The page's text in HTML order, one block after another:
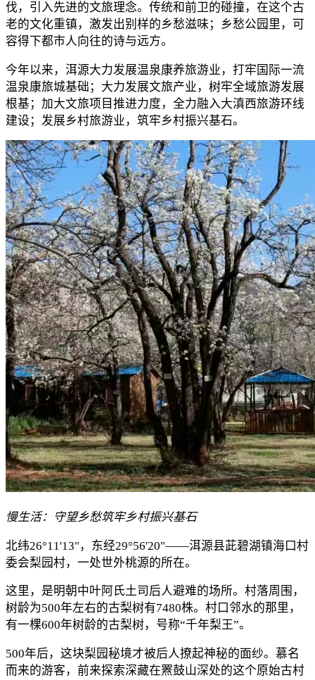
伐，引入先进的文旅理念。传统和前卫的碰撞，在这个古
老的文化重镇，激发出别样的乡愁滋味；乡愁公园里，可
容得下都市人向往的诗与远方。
今年以来，洱源大力发展温泉康养旅游业，打牢国际一流
温泉康旅城基础；大力发展文旅产业，树牢全域旅游发展
根基；加大文旅项目推进力度，全力融入大滇西旅游环线
建设；发展乡村旅游业，筑牢乡村振兴基石。
慢生活： 守望乡愁筑牢乡村振兴基石
北纬26°11'13"，东经29°56'20"——洱源县茈碧湖镇海口村
委会梨园村，一处世外桃源的所在。
这里，是明朝中叶阿氏土司后人避难的场所。村落周围，
树龄为500年左右的古梨树有7480株。村口邻水的那里，
有一棵600年树龄的古梨树，号称“千年梨王”。
500年后，这块梨园秘境才被后人撩起神秘的面纱。慕名
而来的游客，前来探索深藏在罴鼓山深处的这个原始古村